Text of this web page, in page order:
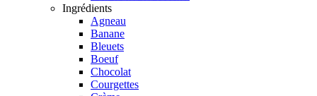
Ingrédients
Agneau
Banane
Bleuets
Boeuf
Chocolat
Courgettes